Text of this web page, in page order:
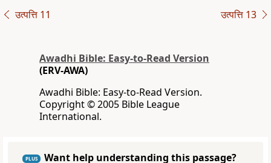
उत्पत्ति 11 उत्पत्ति 13
Awadhi Bible: Easy-to-Read Version
(ERV-AWA)
Awadhi Bible: Easy-to-Read Version.
Copyright © 2005 Bible League
International.
PLUS
Want help understanding this passage?